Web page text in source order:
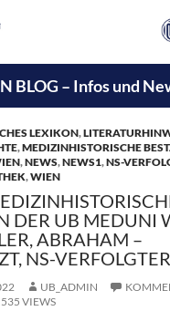
BLOG – Infos und
LEXIKON,
,MEDIZINHISTORISCHE
,NEWS,NEWS1,NS-
,WIEN
DER UB MEDUNI
ABRAHAM –
NS-VERFOLGTER
UB_ADMIN
VIEWS